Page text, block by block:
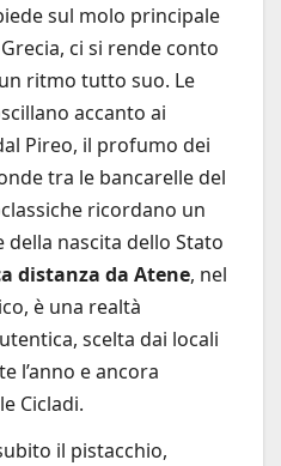
sul molo principale
ci si rende conto
ritmo tutto suo. Le
accanto ai
Pireo, il profumo dei
tra le bancarelle del
ricordano un
nascita dello Stato
distanza da Atene, nel
è una realtà
scelta dai locali
l’anno e ancora
Cicladi.
il pistacchio,